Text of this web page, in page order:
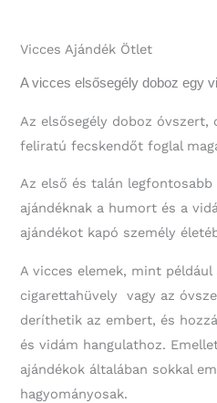
Vicces Ajándék Ötlet
A vicces elsősegély doboz egy
Az elsősegély doboz óvszert,
feliratú fecskendőt foglal
Az első és talán legfontosabb
ajándéknak a humort és a
ajándékot kapó személy
A vicces elemek, mint például
cigarettahüvely vagy az
deríthetik az embert, és
és vidám hangulathoz.
ajándékok általában sokkal
hagyományosak.